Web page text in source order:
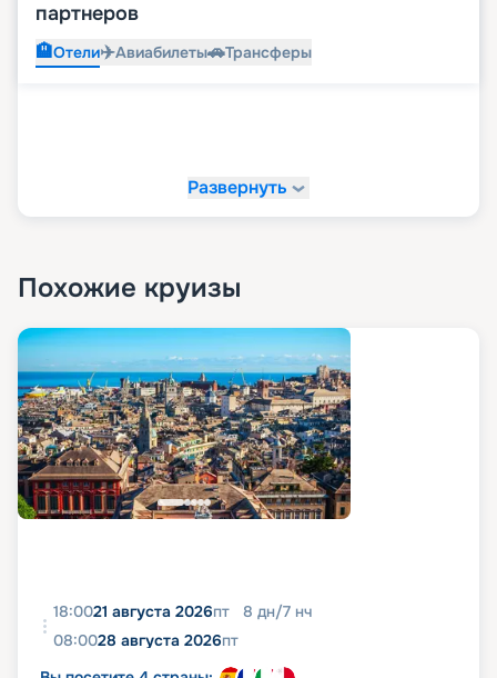
партнеров
🏨Отели✈️Авиабилеты🚗Трансферы
Развернуть
Похожие круизы
18:0021 августа 2026пт 8 дн/7 нч
08:0028 августа 2026пт